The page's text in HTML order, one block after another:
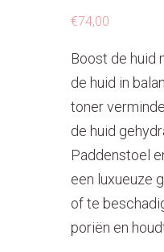
€74,00
Boost de huid
de huid in
toner
de huid
Paddenstoel
een luxueuze
of te
poriën en